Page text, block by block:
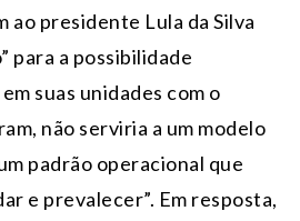
ao presidente Lula da Silva
para a possibilidade
suas unidades com o
não serviria a um modelo
padrão operacional que
e prevalecer”. Em resposta,